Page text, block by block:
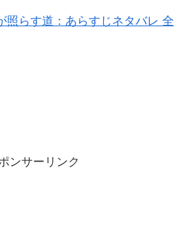
照らす道：あらすじネタバレ 全
ンサーリンク